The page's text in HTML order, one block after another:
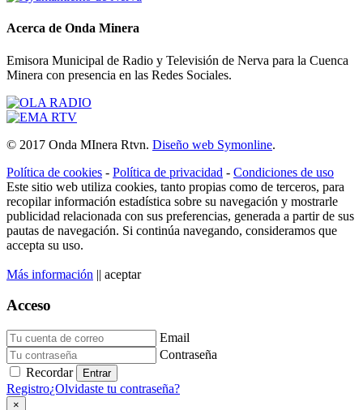
Ensayo solidario
Donación de Sangre
23 de Diciembre de 2025
Acerca de Onda Minera
Emisora Municipal de Radio y Televisión de Nerva para la Cuenca
Minera con presencia en las Redes Sociales.
© 2017 Onda MInera Rtvn. Diseño web Symonline.
Política de cookies - Política de privacidad - Condiciones de uso
Este sitio web utiliza cookies, tanto propias como de terceros, para
recopilar información estadística sobre su navegación y mostrarle
publicidad relacionada con sus preferencias, generada a partir de sus
pautas de navegación. Si continúa navegando, consideramos que
accepta su uso.
Más información || aceptar
Acceso
Email
Contraseña
Recordar
Registro¿Olvidaste tu contraseña?
×